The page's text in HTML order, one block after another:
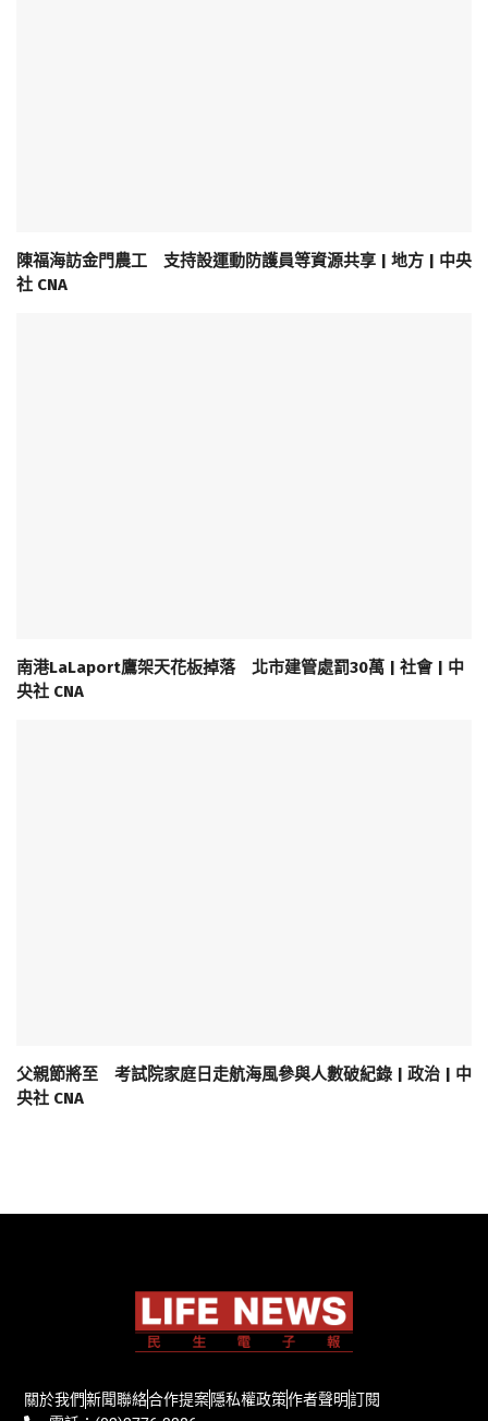
陳福海訪金門農工 支持設運動防護員等資源共享 | 地方 | 中央
社 CNA
南港LaLaport鷹架天花板掉落 北市建管處罰30萬 | 社會 | 中
央社 CNA
父親節將至 考試院家庭日走航海風參與人數破紀錄 | 政治 | 中
央社 CNA
關於我們新聞聯絡合作提案隱私權政策作者聲明訂閱